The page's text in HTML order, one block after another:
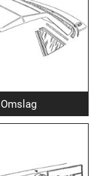
Omslag